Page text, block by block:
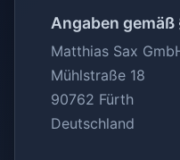
Angaben gemäß
Matthias Sax
Mühlstraße 18
90762 Fürth
Deutschland